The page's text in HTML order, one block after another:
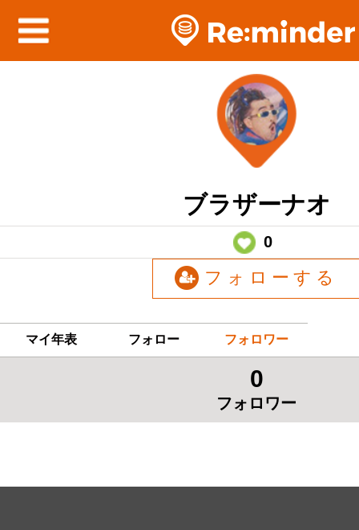
ブラザーナオ
0
フォローする
マイ年表 フォロー フォロワー
0
フォロワー